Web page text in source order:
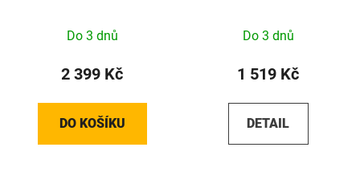
Do 3 dnů
2 399 Kč
DO KOŠÍKU
Do 3 dnů
1 519 Kč
DETAIL